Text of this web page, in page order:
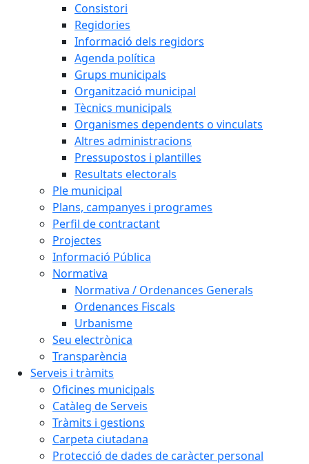
Consistori
Regidories
Informació dels regidors
Agenda política
Grups municipals
Organització municipal
Tècnics municipals
Organismes dependents o vinculats
Altres administracions
Pressupostos i plantilles
Resultats electorals
Ple municipal
Plans, campanyes i programes
Perfil de contractant
Projectes
Informació Pública
Normativa
Normativa / Ordenances Generals
Ordenances Fiscals
Urbanisme
Seu electrònica
Transparència
Serveis i tràmits
Oficines municipals
Catàleg de Serveis
Tràmits i gestions
Carpeta ciutadana
Protecció de dades de caràcter personal